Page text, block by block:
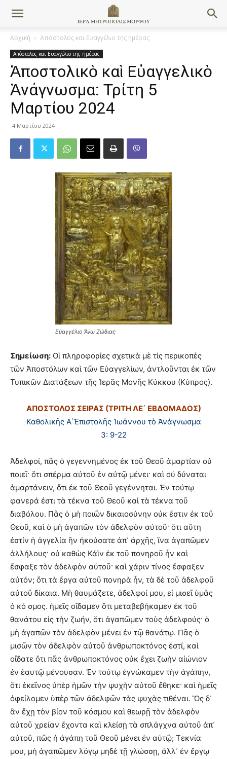
Αρχική Απόστολος και Ευαγγέλιο της ημέρας
Απόστολος και Ευαγγέλιο της ημέρας
Ἀποστολικὸ καὶ Εὐαγγελικὸ
Ἀνάγνωσμα: Τρίτη 5
Μαρτίου 2024
4 Μαρτίου 2024
Εὐαγγέλιο Ἄνω Ζώδιας
Σημείωση: Οἱ πληροφορίες σχετικὰ μὲ τίς περικοπὲς
τῶν Ἀποστόλων καὶ τῶν Εὐαγγελίων, ἀντλοῦνται ἐκ τῶν
Τυπικῶν Διατάξεων τῆς Ἱερᾶς Μονῆς Κύκκου (Κύπρος).
ΑΠΟΣΤΟΛΟΣ ΣΕΙΡΑΣ (ΤΡΙΤΗ ΛΕ΄ ΕΒΔΟΜΑΔΟΣ)
Καθολικῆς Α΄Ἐπιστολῆς Ἰωάννου τὸ Ἀνάγνωσμα
3: 9-22
Ἀδελφοί, πᾶς ὁ γεγεννημένος ἐκ τοῦ Θεοῦ ἁμαρτίαν οὐ
ποιεῖ· ὅτι σπέρμα αὐτοῦ ἐν αὐτῷ μένει· καὶ οὐ δύναται
ἁμαρτάνειν, ὅτι ἐκ τοῦ Θεοῦ γεγέννηται. Ἐν τούτῳ
φανερά ἐστι τὰ τέκνα τοῦ Θεοῦ καὶ τὰ τέκνα τοῦ
διαβόλου. Πᾶς ὁ μὴ ποιῶν δικαιοσύνην οὐκ ἔστιν ἐκ τοῦ
Θεοῦ, καὶ ὁ μὴ ἀγαπῶν τὸν ἀδελφὸν αὐτοῦ· ὅτι αὕτη
ἐστίν ἡ ἀγγελία ἣν ἠκούσατε ἀπ᾽ ἀρχῆς, ἵνα ἀγαπῶμεν
ἀλλήλους· οὐ καθὼς Κάϊν ἐκ τοῦ πονηροῦ ἦν καὶ
ἔσφαξε τὸν ἀδελφὸν αὐτοῦ· καὶ χάριν τίνος ἔσφαξεν
αὐτόν; ὅτι τὰ ἔργα αὐτοῦ πονηρὰ ἦν, τὰ δὲ τοῦ ἀδελφοῦ
αὐτοῦ δίκαια. Μὴ θαυμάζετε, ἀδελφοί μου, εἰ μισεῖ ὑμᾶς
ὁ κό σμος. ἡμεῖς οἴδαμεν ὅτι μεταβεβήκαμεν ἐκ τοῦ
θανάτου εἰς τὴν ζωήν, ὅτι ἀγαπῶμεν τοὺς ἀδελφούς· ὁ
μὴ ἀγαπῶν τὸν ἀδελφὸν μένει ἐν τῷ θανάτῳ. Πᾶς ὁ
μισῶν τὸν ἀδελφὸν αὐτοῦ ἀνθρωποκτόνος ἐστί, καὶ
οἴδατε ὅτι πᾶς ἀνθρωποκτόνος οὐκ ἔχει ζωὴν αἰώνιον
ἐν ἑαυτῷ μένουσαν. Ἐν τούτῳ ἐγνώκαμεν τὴν ἀγάπην,
ὅτι ἐκεῖνος ὑπὲρ ἡμῶν τὴν ψυχὴν αὐτοῦ ἔθηκε· καὶ ἡμεῖς
ὀφείλομεν ὑπὲρ τῶν ἀδελφῶν τὰς ψυχὰς τιθέναι. Ὃς δ᾽
ἂν ἔχῃ τὸν βίον τοῦ κόσμου καὶ θεωρῇ τὸν ἀδελφὸν
αὐτοῦ χρείαν ἔχοντα καὶ κλείσῃ τὰ σπλάγχνα αὐτοῦ ἀπ᾽
αὐτοῦ, πῶς ἡ ἀγάπη τοῦ Θεοῦ μένει ἐν αὐτῷ; Τεκνία
μου, μὴ ἀγαπῶμεν λόγῳ μηδὲ τῇ γλώσσῃ, ἀλλ᾽ ἐν ἔργῳ